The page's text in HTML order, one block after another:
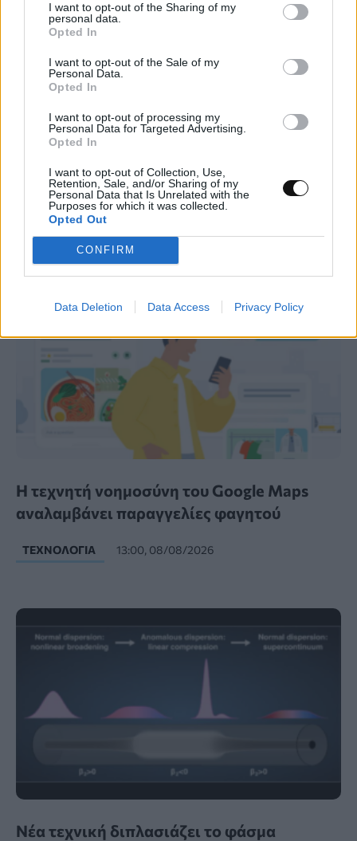
I want to opt-out of the Sharing of my
personal data.
Opted In
I want to opt-out of the Sale of my
Personal Data.
Opted In
I want to opt-out of processing my
Personal Data for Targeted Advertising.
Opted In
I want to opt-out of Collection, Use,
Retention, Sale, and/or Sharing of my
Personal Data that Is Unrelated with the
Purposes for which it was collected.
Opted Out
CONFIRM
Data Deletion Data Access Privacy Policy
Πλούτωνας: Η ατμόσφαιρά του
συρρικνώνεται καθώς απομακρύνεται από
τον Ήλιο
ΔΙΆΣΤΗΜΑ 15:00, 08/08/2026
Η τεχνητή νοημοσύνη του Google Maps
αναλαμβάνει παραγγελίες φαγητού
ΤΕΧΝΟΛΟΓΊΑ 13:00, 08/08/2026
Νέα τεχνική διπλασιάζει το φάσμα